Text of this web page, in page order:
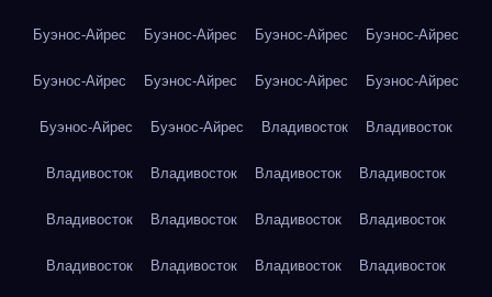
Буэнос-Айрес Буэнос-Айрес Буэнос-Айрес Буэнос-Айрес
Буэнос-Айрес Буэнос-Айрес Буэнос-Айрес Буэнос-Айрес
Буэнос-Айрес Буэнос-Айрес Владивосток Владивосток
Владивосток Владивосток Владивосток Владивосток
Владивосток Владивосток Владивосток Владивосток
Владивосток Владивосток Владивосток Владивосток